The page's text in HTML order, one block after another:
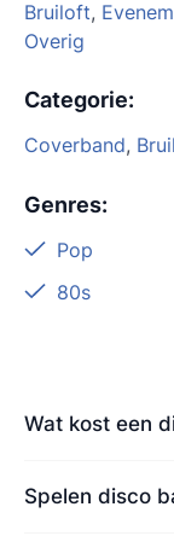
Bruiloft,
Overig
Categorie:
Coverband,
Genres:
Pop
80s
Wat kost een
Spelen disco